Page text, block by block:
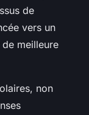
de
vers un
meilleure
non